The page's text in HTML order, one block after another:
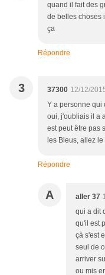
quand il fait des
de belles choses
ça
Répondre
3 37300 12/12/
Y a personne qui
oui, j'oubliais il a
est peut être pas
les Bleus, allez le
Répondre
A aller 37
qui a dit
qu'il est
çà s'est
seul de
arriver
ou mis